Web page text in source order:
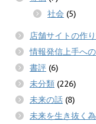
社会 (5)
店舗サイトの作
情報発信上手へ
書評 (6)
未分類 (226)
未来の話 (8)
未来を生き抜く